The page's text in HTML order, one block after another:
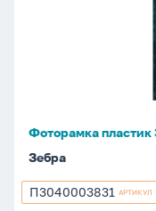
Фоторамка
Зебра
П3040003831
П3040003831 АРТИКУЛ